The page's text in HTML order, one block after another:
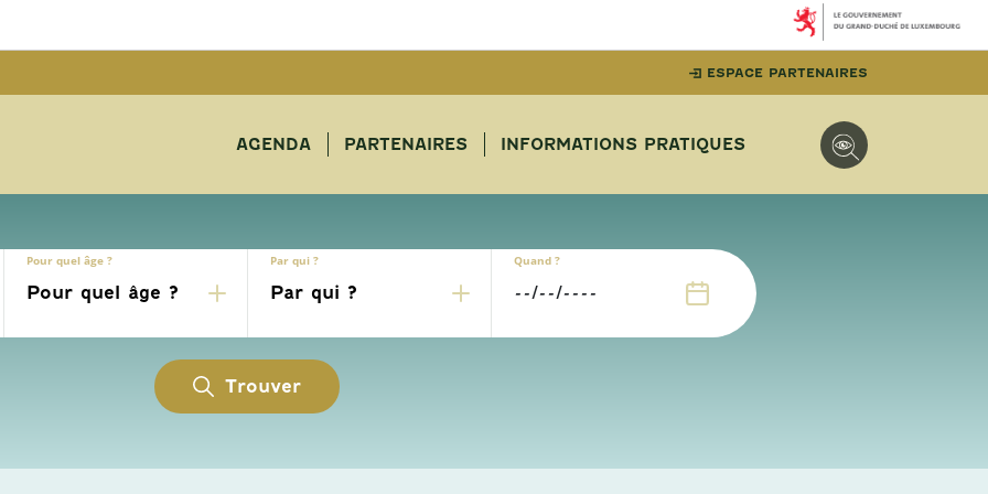
ESPACE PARTENAIRES
AGENDA PARTENAIRES INFORMATIONS PRATIQUES
Pour quel âge ? Par qui ? Quand ?
Trouver